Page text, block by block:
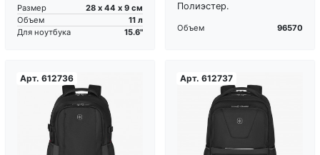
Размер
28 х 44 х 9 см
Объем
11 л
Для ноутбука
15.6"
Полиэстер.
Объем 96570
Арт. 612736
Загрузка...
Арт. 612737
Загрузка...